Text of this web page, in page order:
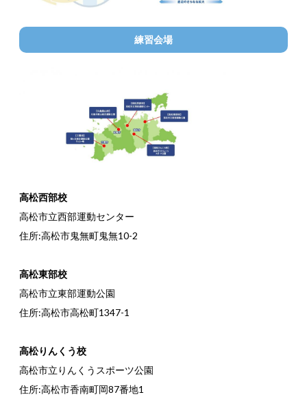
練習会場
高松西部校
高松市立西部運動センター
住所:高松市鬼無町鬼無10-2
高松東部校
高松市立東部運動公園
住所:高松市高松町1347-1
高松りんくう校
高松市立りんくうスポーツ公園
住所:高松市香南町岡87番地1